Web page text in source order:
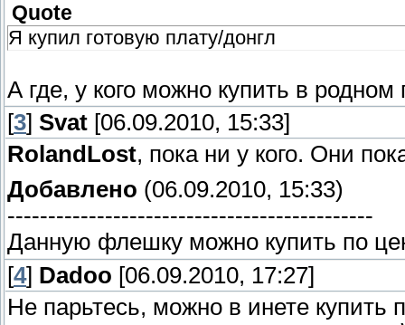
Quote
Я купил готовую плату/донгл
А где, у кого можно купить в родном
[3] Svat [06.09.2010, 15:33]
RolandLost, пока ни у кого. Они
Добавлено (06.09.2010, 15:33)
---------------------------------------------
Данную флешку можно купить по
[4] Dadoo [06.09.2010, 17:27]
Не парьтесь, можно в инете купить